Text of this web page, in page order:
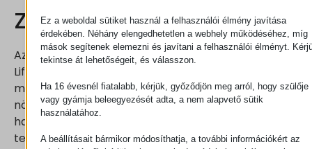
Záró gondolatok
Az elektromos manipulátorok, különösen a
Liftronic® Széria, forradalmasítják az ipari
munkafolyamatokat. Ezek az eszközök nemcsak
növelik a hatékonyságot és a termelékenységet,
hanem javítják a munkahelyi biztonságot is. Aki
tehát az ipari környezetben dolgozik, érdemes
Ez a weboldal sütiket használ a felhasználói élmény javítása
érdekében. Néhány elengedhetetlen a webhely működéséhez, míg
mások segítenek elemezni és javítani a felhasználói élményt.
tekintse át lehetőségeit, és válasszon.
Ha 16 évesnél fiatalabb, kérjük, győződjön meg arról, hogy szülője
vagy gyámja beleegyezését adta, a nem alapvető sütik
használatához.
A beállításait bármikor módosíthatja, a további információkért az